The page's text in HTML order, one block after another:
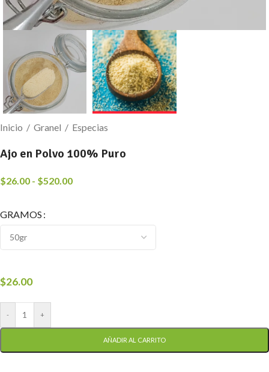
Inicio / Granel / Especias
Ajo en Polvo 100% Puro
$26.00 - $520.00
GRAMOS
$26.00
- +
AÑADIR AL CARRITO